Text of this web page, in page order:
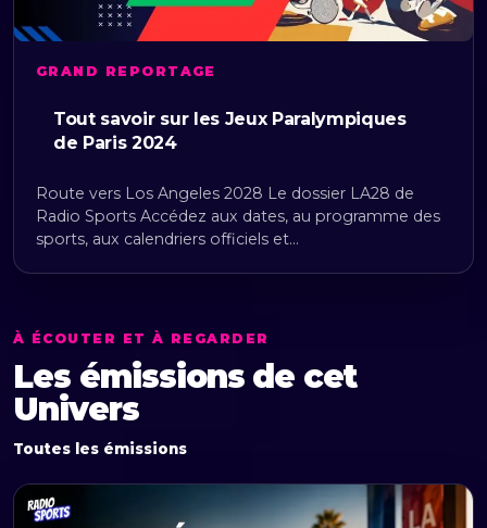
GRAND REPORTAGE
Tout savoir sur les Jeux Paralympiques
de Paris 2024
Route vers Los Angeles 2028 Le dossier LA28 de
Radio Sports Accédez aux dates, au programme des
sports, aux calendriers officiels et…
À ÉCOUTER ET À REGARDER
Les émissions de cet
Univers
Toutes les émissions